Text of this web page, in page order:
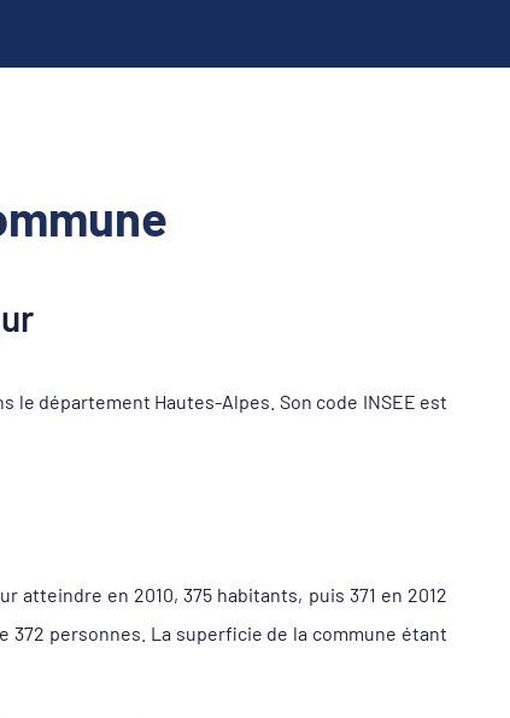
le département Hautes-Alpes. Son code INSEE est
atteindre en 2010, 375 habitants, puis 371 en 2012
372 personnes. La superficie de la commune étant